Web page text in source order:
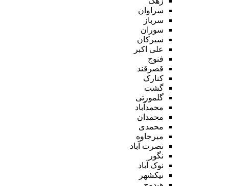
سراوان
سرباز
سوران
سیرکان
علی اکبر
فنوج
قصرقند
کنارک
گشت
گلمورتی
محمدآباد
محمدان
محمدی
میرجاوه
نصرت آباد
نگور
نوک آباد
نیکشهر